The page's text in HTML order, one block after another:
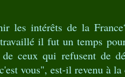
les intérêts de la
il fut un temps
ceux qui refusent de
vous", est-il revenu à